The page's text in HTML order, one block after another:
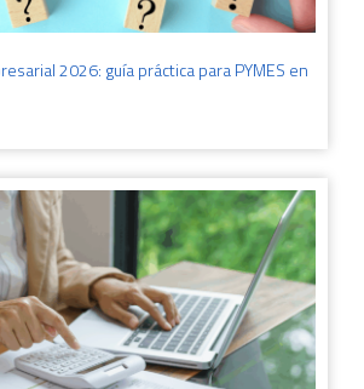
2026: guía práctica para PYMES en